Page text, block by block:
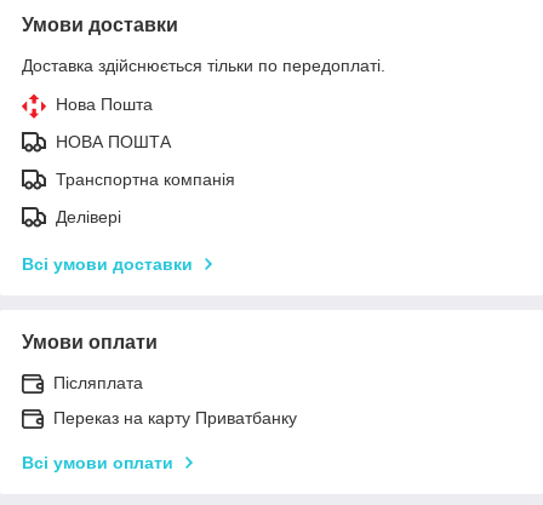
Умови доставки
Доставка здійснюється тільки по передоплаті.
Нова Пошта
НОВА ПОШТА
Транспортна компанія
Делівері
Всі умови доставки
Умови оплати
Післяплата
Переказ на карту Приватбанку
Всі умови оплати